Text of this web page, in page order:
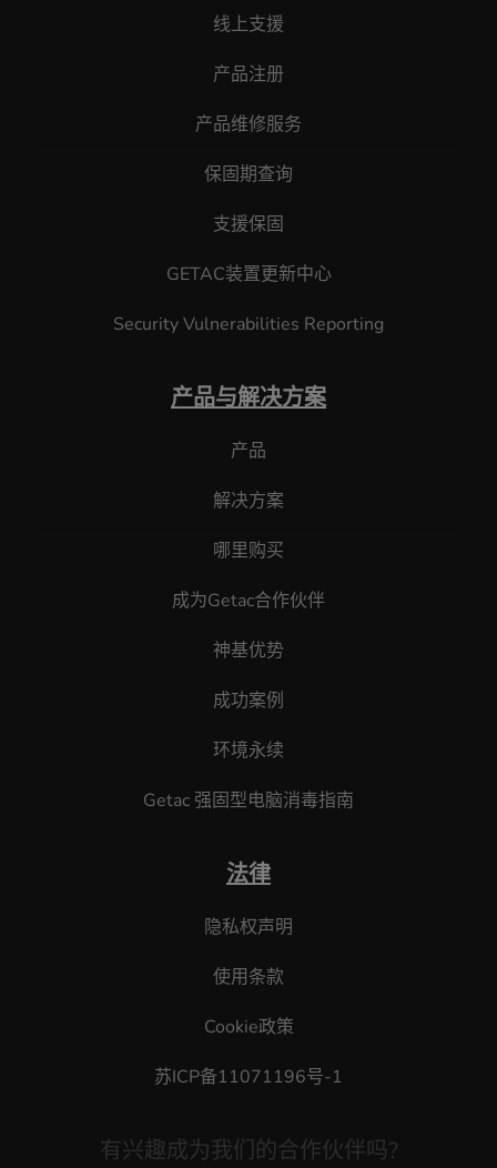
线上支援
产品注册
产品维修服务
保固期查询
支援保固
GETAC装置更新中心
Security Vulnerabilities Reporting
产品与解决方案
产品
解决方案
哪里购买
成为Getac合作伙伴
神基优势
成功案例
环境永续
Getac 强固型电脑消毒指南
法律
隐私权声明
使用条款
Cookie政策
苏ICP备11071196号-1
有兴趣成为我们的合作伙伴吗?